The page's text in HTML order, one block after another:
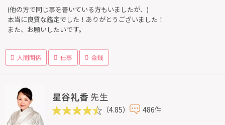
(他の方で同じ事を書いている方もいましたが、)
本当に良質な鑑定でした！ありがとうございました！
また、お願いしたいです。
人間関係 仕事 金銭
星谷礼香 先生
（4.85） 486件